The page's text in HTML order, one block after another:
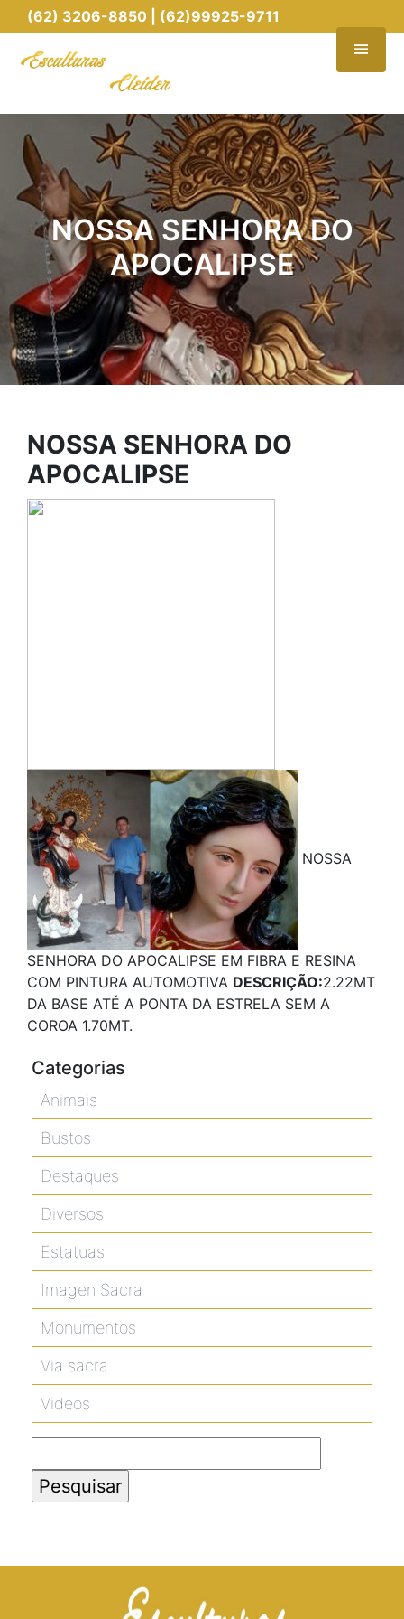
(62) 3206-8850 | (62)99925-9711
NOSSA SENHORA DO
APOCALIPSE
NOSSA SENHORA DO
APOCALIPSE
NOSSA
SENHORA DO APOCALIPSE EM FIBRA E RESINA
COM PINTURA AUTOMOTIVA DESCRIÇÃO:2.22MT
DA BASE ATÉ A PONTA DA ESTRELA SEM A
COROA 1.70MT.
Categorias
Animais
Bustos
Destaques
Diversos
Estatuas
Imagen Sacra
Monumentos
Via sacra
Videos
por: